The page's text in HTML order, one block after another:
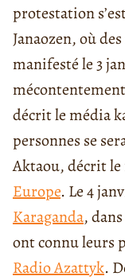
protestation
Janaozen, où
manifesté le 3
décrit le média
personnes se
Aktaou, décrit
Europe. Le 4
Karaganda,
ont connu leurs
Radio Azattyk.